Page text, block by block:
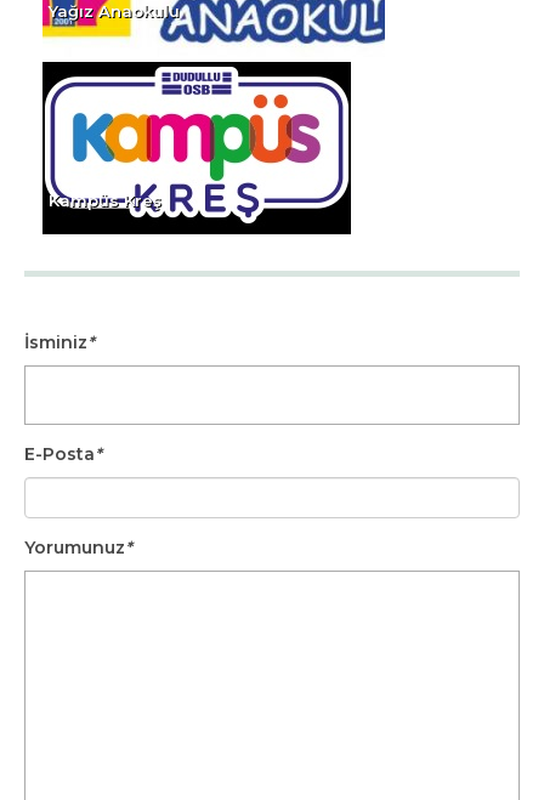
Yağız Anaokulu
Kampüs Kreş
İsminiz*
E-Posta*
Yorumunuz*